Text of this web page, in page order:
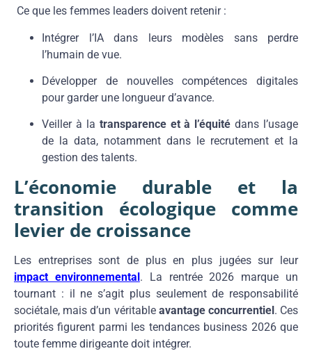
Ce que les femmes leaders doivent retenir :
Intégrer l’IA dans leurs modèles sans perdre
l’humain de vue.
Développer de nouvelles compétences digitales
pour garder une longueur d’avance.
Veiller à la transparence et à l’équité dans l’usage
de la data, notamment dans le recrutement et la
gestion des talents.
L’économie durable et la
transition écologique comme
levier de croissance
Les entreprises sont de plus en plus jugées sur leur
impact environnemental. La rentrée 2026 marque un
tournant : il ne s’agit plus seulement de responsabilité
sociétale, mais d’un véritable avantage concurrentiel. Ces
priorités figurent parmi les tendances business 2026 que
toute femme dirigeante doit intégrer.